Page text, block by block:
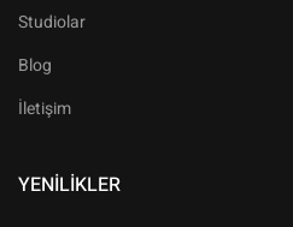
Studiolar
Blog
İletişim
YENILIKLER